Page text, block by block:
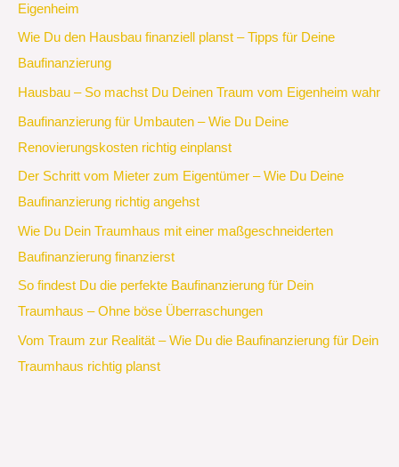
Eigenheim
Wie Du den Hausbau finanziell planst – Tipps für Deine
Baufinanzierung
Hausbau – So machst Du Deinen Traum vom Eigenheim wahr
Baufinanzierung für Umbauten – Wie Du Deine
Renovierungskosten richtig einplanst
Der Schritt vom Mieter zum Eigentümer – Wie Du Deine
Baufinanzierung richtig angehst
Wie Du Dein Traumhaus mit einer maßgeschneiderten
Baufinanzierung finanzierst
So findest Du die perfekte Baufinanzierung für Dein
Traumhaus – Ohne böse Überraschungen
Vom Traum zur Realität – Wie Du die Baufinanzierung für Dein
Traumhaus richtig planst